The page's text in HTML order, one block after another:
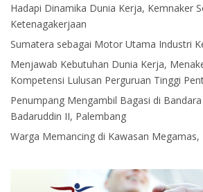
Hadapi Dinamika Dunia Kerja, Kemnaker
Ketenagakerjaan
Sumatera sebagai Motor Utama Industri
Menjawab Kebutuhan Dunia Kerja,
Kompetensi Lulusan Perguruan Tinggi
Penumpang Mengambil Bagasi di
Badaruddin II, Palembang
Warga Memancing di Kawasan Megamas,